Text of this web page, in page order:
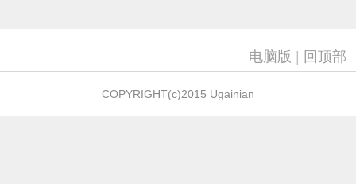
电脑版 回顶部
COPYRIGHT(c)2015 Ugainian